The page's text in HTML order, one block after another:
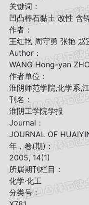
关键词：
凹凸棒石黏土 改性 含
作者：
王红艳 周守勇 张艳 赵
Author：
WANG Hong-yan
作者单位：
淮阴师范学院,化学系,
刊名：
淮阴工学院学报
Journal：
JOURNAL OF
年，卷(期)：
2005, 14(1)
所属期刊栏目：
化学·化工
分类号：